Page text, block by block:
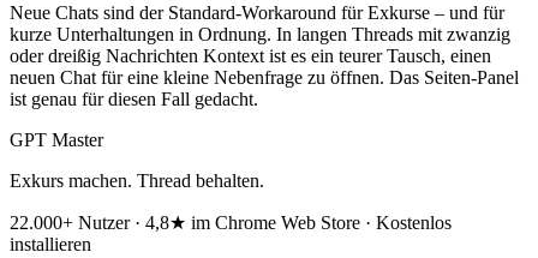
Neue Chats sind der Standard-Workaround für Exkurse – und für
kurze Unterhaltungen in Ordnung. In langen Threads mit zwanzig
oder dreißig Nachrichten Kontext ist es ein teurer Tausch, einen
neuen Chat für eine kleine Nebenfrage zu öffnen. Das Seiten-Panel
ist genau für diesen Fall gedacht.
GPT Master
Exkurs machen. Thread behalten.
22.000+ Nutzer · 4,8★ im Chrome Web Store · Kostenlos
installieren